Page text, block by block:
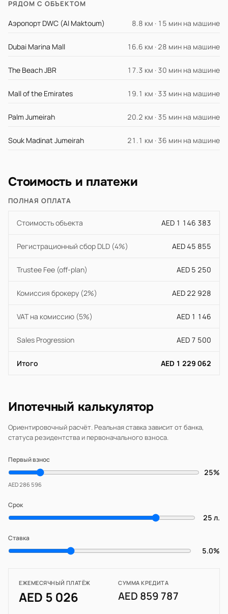
РЯДОМ С ОБЪЕКТОМ
Аэропорт DWC (Al Maktoum) 8.8 км · 15 мин на машине
Dubai Marina Mall 16.6 км · 28 мин на машине
The Beach JBR 17.3 км · 30 мин на машине
Mall of the Emirates 19.1 км · 33 мин на машине
Palm Jumeirah 20.2 км · 35 мин на машине
Souk Madinat Jumeirah 21.1 км · 36 мин на машине
Стоимость и платежи
ПОЛНАЯ ОПЛАТА
Стоимость объекта AED 1 146 383
Регистрационный сбор DLD (4%) AED 45 855
Trustee Fee (off-plan) AED 5 250
Комиссия брокеру (2%) AED 22 928
VAT на комиссию (5%) AED 1 146
Sales Progression AED 7 500
Итого AED 1 229 062
Ипотечный калькулятор
Ориентировочный расчёт. Реальная ставка зависит от банка,
статуса резидентства и первоначального взноса.
Первый взнос
25%
AED 286 596
Срок
25 л.
Ставка
5.0%
ЕЖЕМЕСЯЧНЫЙ ПЛАТЁЖ
AED 5 026
СУММА КРЕДИТА
AED 859 787